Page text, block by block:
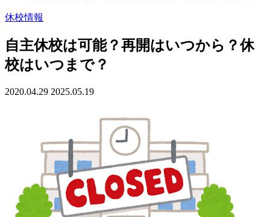
休校情報
自主休校は可能？再開はいつから？休
校はいつまで？
2020.04.29 2025.05.19